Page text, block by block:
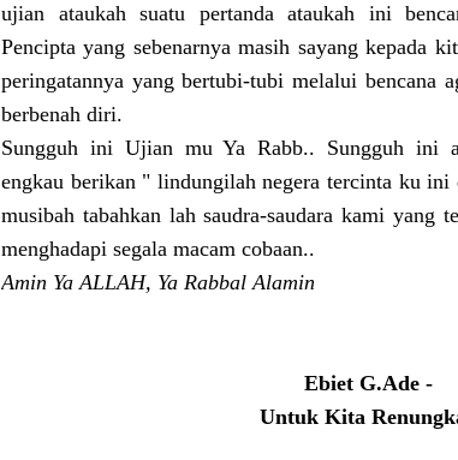
ujian ataukah suatu pertanda ataukah ini
Pencipta yang sebenarnya masih sayang kepada
peringatannya yang bertubi-tubi melalui bencana
berbenah diri.
Sungguh ini Ujian mu Ya Rabb.. Sungguh ini
engkau berikan " lindungilah negera tercinta ku ini
musibah tabahkan lah saudra-saudara kami yang
menghadapi segala macam cobaan..
Amin Ya ALLAH, Ya Rabbal Alamin
Ebiet G.Ade -
Untuk Kita